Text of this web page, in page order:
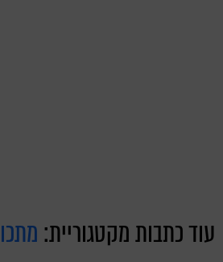
עוד כתבות מקטגוריית: